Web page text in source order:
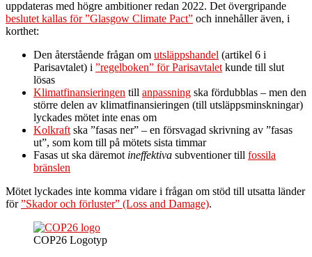
uppdateras med högre ambitioner redan 2022. Det övergripande
beslutet kallas för ”Glasgow Climate Pact” och innehåller även, i
korthet:
Den återstående frågan om utsläppshandel (artikel 6 i
Parisavtalet) i ”regelboken” för Parisavtaletkunde till slut
lösas
Klimatfinansieringen till anpassning ska fördubblas – men den
större delen av klimatfinansieringen (till utsläppsminskningar)
lyckades mötet inte enas om
Kolkraftska ”fasas ner” – en försvagad skrivning av ”fasas
ut”, som kom till på mötets sista timmar
Fasas ut ska däremot ineffektiva subventioner till fossila
bränslen
Mötet lyckades inte komma vidare i frågan om stöd till utsatta länder
för”Skador och förluster” (Loss and Damage).
COP26 Logotyp